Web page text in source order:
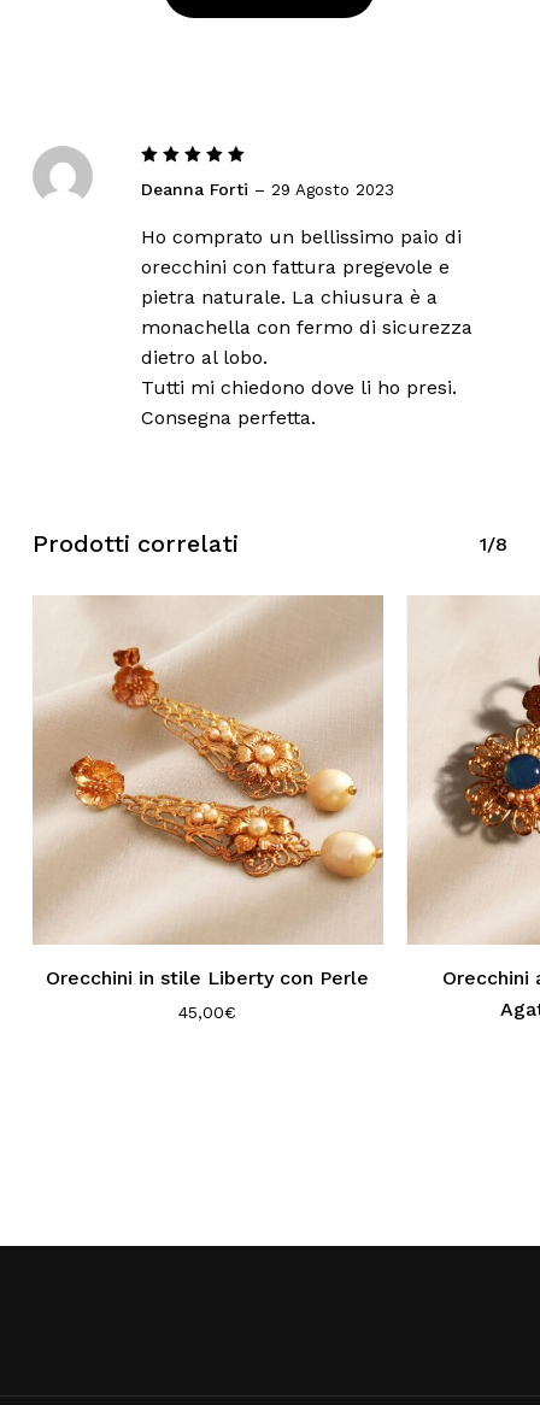
5su 5
Deanna Forti – 29 Agosto 2023
Ho comprato un bellissimo paio di
orecchini con fattura pregevole e
pietra naturale. La chiusura è a
monachella con fermo di sicurezza
dietro al lobo.
Tutti mi chiedono dove li ho presi.
Consegna perfetta.
Prodotti correlati 1/8
Orecchini in stile Liberty con Perle
45,00€
Orecchini